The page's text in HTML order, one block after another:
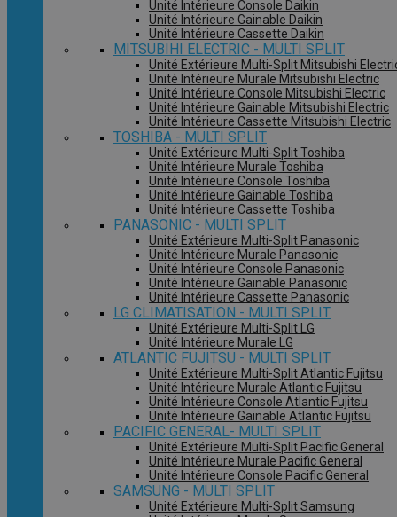
Unité Intérieure Console Daikin
Unité Intérieure Gainable Daikin
Unité Intérieure Cassette Daikin
MITSUBIHI ELECTRIC - MULTI SPLIT
Unité Extérieure Multi-Split Mitsubishi
Unité Intérieure Murale Mitsubishi Electric
Unité Intérieure Console Mitsubishi Electric
Unité Intérieure Gainable Mitsubishi Electric
Unité Intérieure Cassette Mitsubishi Electric
TOSHIBA - MULTI SPLIT
Unité Extérieure Multi-Split Toshiba
Unité Intérieure Murale Toshiba
Unité Intérieure Console Toshiba
Unité Intérieure Gainable Toshiba
Unité Intérieure Cassette Toshiba
PANASONIC - MULTI SPLIT
Unité Extérieure Multi-Split Panasonic
Unité Intérieure Murale Panasonic
Unité Intérieure Console Panasonic
Unité Intérieure Gainable Panasonic
Unité Intérieure Cassette Panasonic
LG CLIMATISATION - MULTI SPLIT
Unité Extérieure Multi-Split LG
Unité Intérieure Murale LG
ATLANTIC FUJITSU - MULTI SPLIT
Unité Extérieure Multi-Split Atlantic Fujitsu
Unité Intérieure Murale Atlantic Fujitsu
Unité Intérieure Console Atlantic Fujitsu
Unité Intérieure Gainable Atlantic Fujitsu
PACIFIC GENERAL- MULTI SPLIT
Unité Extérieure Multi-Split Pacific General
Unité Intérieure Murale Pacific General
Unité Intérieure Console Pacific General
SAMSUNG - MULTI SPLIT
Unité Extérieure Multi-Split Samsung